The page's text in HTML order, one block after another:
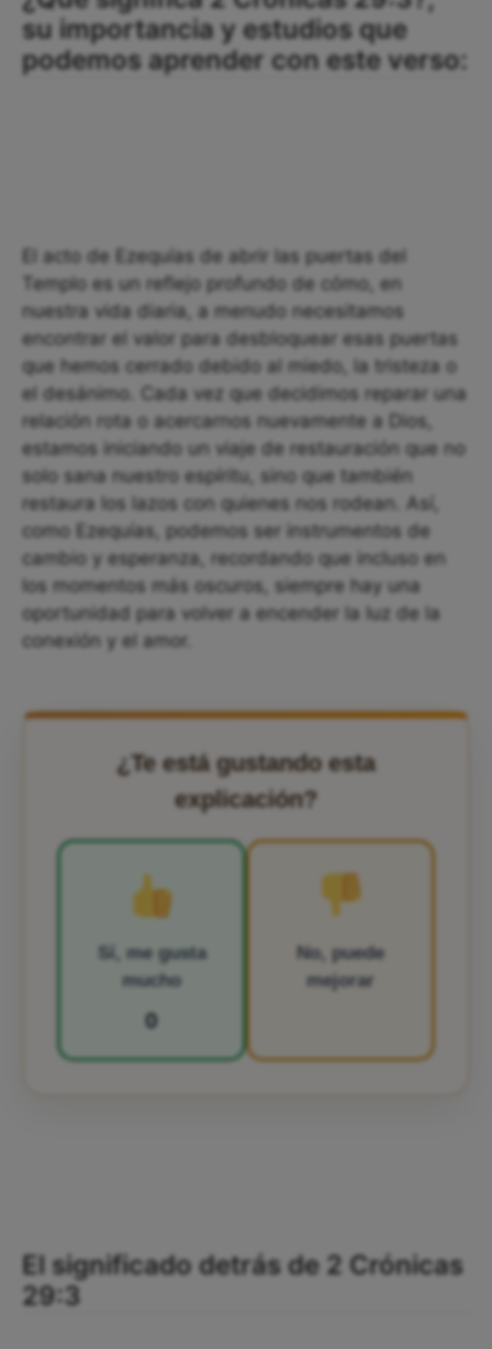
su importancia y estudios que
podemos aprender con este verso:
El acto de Ezequías de abrir las puertas del
Templo es un reflejo profundo de cómo, en
nuestra vida diaria, a menudo necesitamos
encontrar el valor para desbloquear esas puertas
que hemos cerrado debido al miedo, la tristeza o
el desánimo. Cada vez que decidimos reparar una
relación rota o acercarnos nuevamente a Dios,
estamos iniciando un viaje de restauración que no
solo sana nuestro espíritu, sino que también
restaura los lazos con quienes nos rodean. Así,
como Ezequías, podemos ser instrumentos de
cambio y esperanza, recordando que incluso en
los momentos más oscuros, siempre hay una
oportunidad para volver a encender la luz de la
conexión y el amor.
¿Te está gustando esta
explicación?
Sí, me gusta
mucho
0
No, puede
mejorar
El significado detrás de 2 Crónicas
29:3